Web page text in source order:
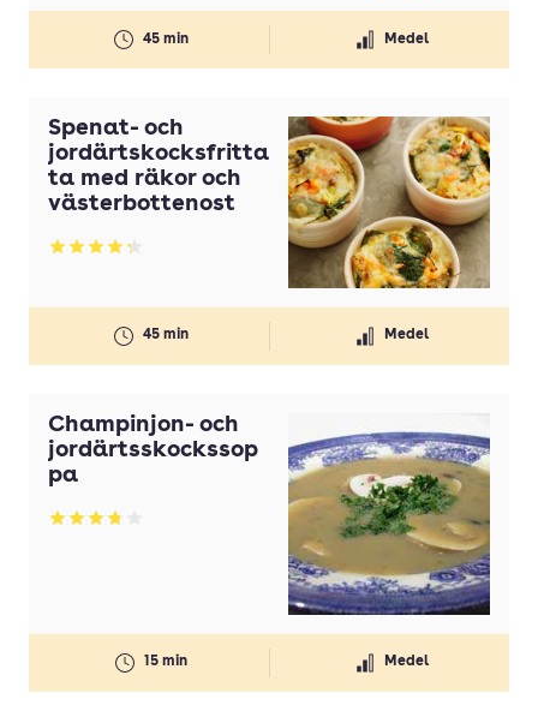
45 min Medel
Spenat- och
jordärtskocksfritta
ta med räkor och
västerbottenost
Betyg: 4.25 av 5
45 min Medel
Champinjon- och
jordärtsskockssop
pa
Betyg: 3.82 av 5
15 min Medel